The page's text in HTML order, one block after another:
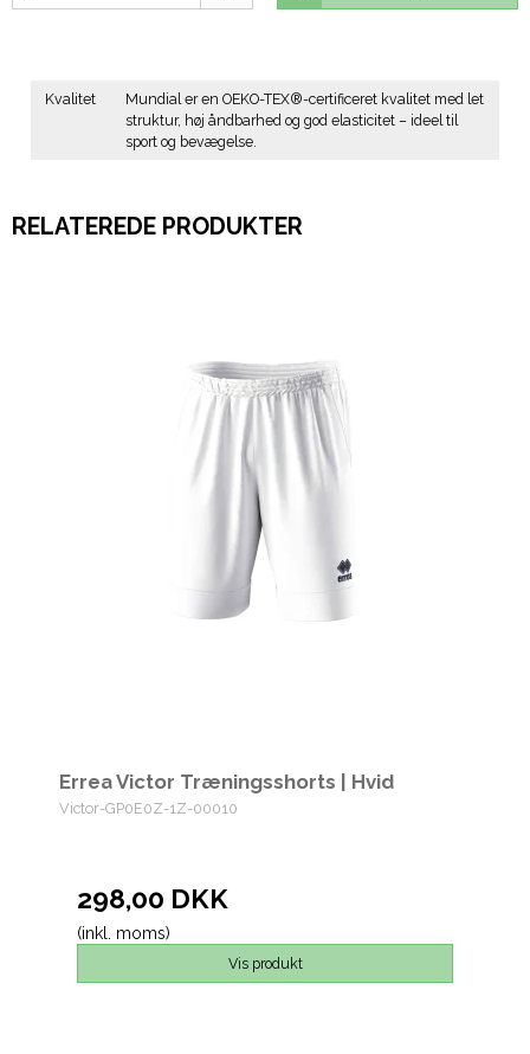
Kvalitet
Mundial er en OEKO-TEX®-certificeret kvalitet med let
struktur, høj åndbarhed og god elasticitet – ideel til
sport og bevægelse.
RELATEREDE PRODUKTER
Errea Victor Træningsshorts | Hvid
Victor-GP0E0Z-1Z-00010
298,00 DKK
(inkl. moms)
Vis produkt